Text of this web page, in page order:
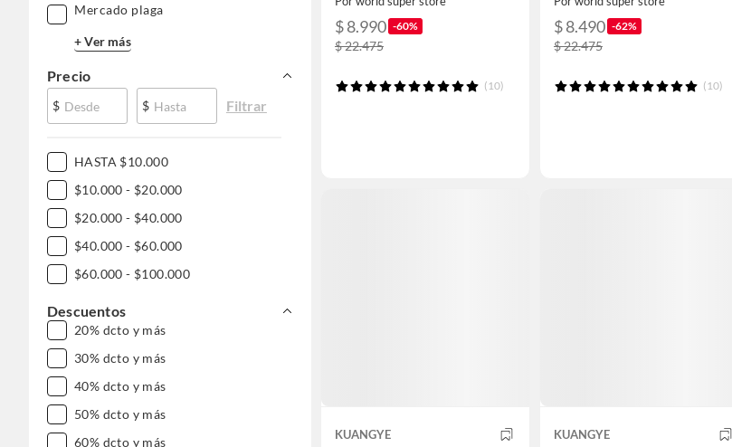
Mercado plaga
+ Ver más
Precio
$ $ Filtrar
HASTA $10.000
$10.000 - $20.000
$20.000 - $40.000
$40.000 - $60.000
$60.000 - $100.000
Descuentos
20% dcto y más
30% dcto y más
40% dcto y más
50% dcto y más
60% dcto y más
$ 8.990 -60%
$ 22.475
(10)
$ 8.490 -62%
$ 22.475
(10)
KUANGYE KUANGYE